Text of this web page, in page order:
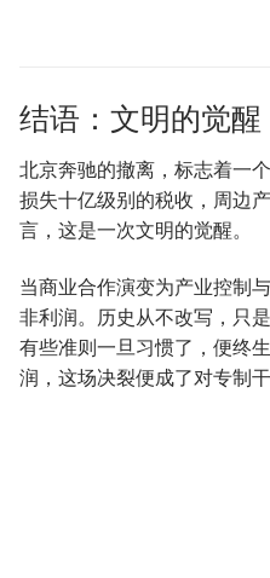
结语：文明的觉醒
北京奔驰的撤离，标志着一
损失十亿级别的税收，周边
言，这是一次文明的觉醒。
当商业合作演变为产业控制
非利润。历史从不改写，只
有些准则一旦习惯了，便终
润，这场决裂便成了对专制